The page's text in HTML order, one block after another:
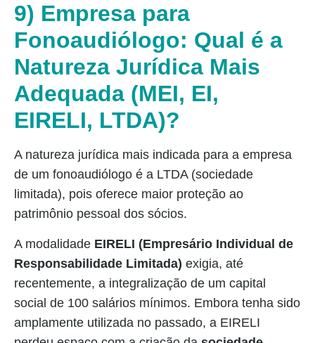
9) Empresa para
Fonoaudiólogo: Qual é a
Natureza Jurídica Mais
Adequada (MEI, EI,
EIRELI, LTDA)?
A natureza jurídica mais indicada para a empresa
de um fonoaudiólogo é a LTDA (sociedade
limitada), pois oferece maior proteção ao
patrimônio pessoal dos sócios.
A modalidade EIRELI (Empresário Individual de
Responsabilidade Limitada) exigia, até
recentemente, a integralização de um capital
social de 100 salários mínimos. Embora tenha sido
amplamente utilizada no passado, a EIRELI